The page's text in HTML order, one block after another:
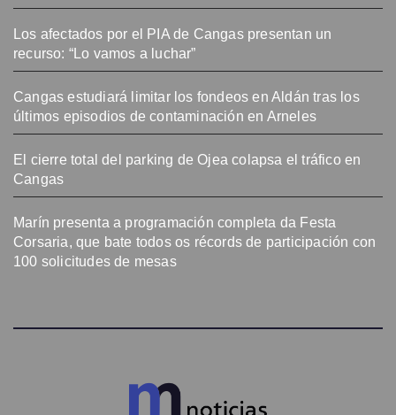
Los afectados por el PIA de Cangas presentan un
recurso: “Lo vamos a luchar”
Cangas estudiará limitar los fondeos en Aldán tras los
últimos episodios de contaminación en Arneles
El cierre total del parking de Ojea colapsa el tráfico en
Cangas
Marín presenta a programación completa da Festa
Corsaria, que bate todos os récords de participación con
100 solicitudes de mesas